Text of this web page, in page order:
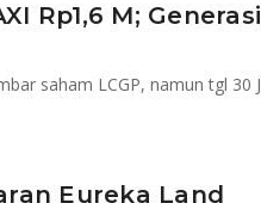
Rp1,6 M; Generasi
Eureka Land